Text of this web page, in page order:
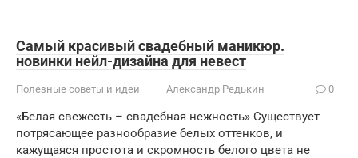
Самый красивый свадебный маникюр.
новинки нейл-дизайна для невест
Полезные советы и идеи Александр Редькин 0
«Белая свежесть – свадебная нежность» Существует
потрясающее разнообразие белых оттенков, и
кажущаяся простота и скромность белого цвета не